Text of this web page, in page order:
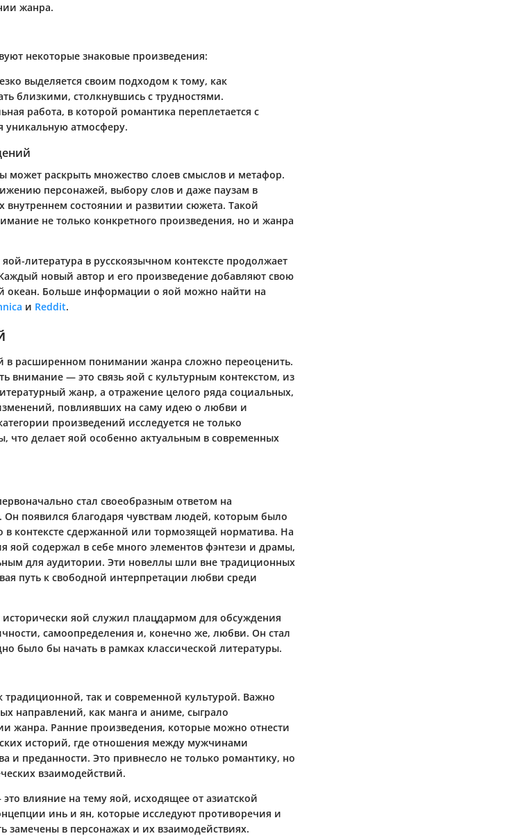
жанра.
некоторые знаковые произведения:
выделяется своим подходом к тому, как
близкими, столкнувшись с трудностями.
работа, в которой романтика переплетается с
уникальную атмосферу.
может раскрыть множество слоев смыслов и метафор.
персонажей, выбору слов и даже паузам в
внутреннем состоянии и развитии сюжета. Такой
не только конкретного произведения, но и жанра
литература в русскоязычном контексте продолжает
новый автор и его произведение добавляют свою
океан. Больше информации о яой можно найти на
и Reddit.
в расширенном понимании жанра сложно переоценить.
внимание — это связь яой с культурным контекстом, из
жанр, а отражение целого ряда социальных,
повлиявших на саму идею о любви и
произведений исследуется не только
что делает яой особенно актуальным в современных
стал своеобразным ответом на
Он появился благодаря чувствам людей, которым было
в контексте сдержанной или тормозящей норматива. На
яой содержал в себе много элементов фэнтези и драмы,
для аудитории. Эти новеллы шли вне традиционных
путь к свободной интерпретации любви среди
яой служил плацдармом для обсуждения
самоопределения и, конечно же, любви. Он стал
было бы начать в рамках классической литературы.
так и современной культурой. Важно
направлений, как манга и аниме, сыграло
жанра. Ранние произведения, которые можно отнести
историй, где отношения между мужчинами
и преданности. Это привнесло не только романтику, но
взаимодействий.
влияние на тему яой, исходящее от азиатской
инь и ян, которые исследуют противоречия и
замечены в персонажах и их взаимодействиях.